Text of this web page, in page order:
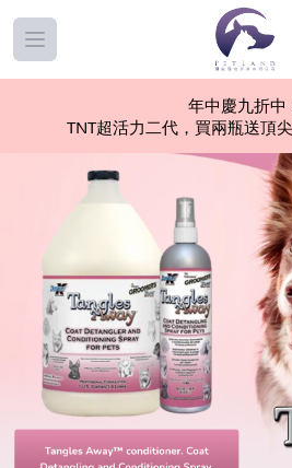
Open main menu
年中慶九折中
TNT超活力二代，買兩瓶送頂